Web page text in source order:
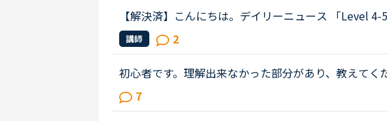
【解決済】こんにちは。デイリーニュース 「Level
nity」 の第2パラグラフ、The small size of teeth in
food becoming easier to eat...
講師 2
初心者です。理解出来なかった部分があり、教えて
out Gabriella's birthday party. James When was
weekend.James How was t...
7